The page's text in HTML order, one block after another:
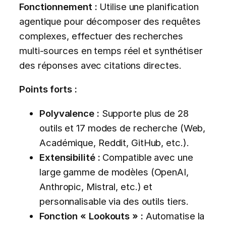
Fonctionnement : Utilise une planification
agentique pour décomposer des requêtes
complexes, effectuer des recherches
multi-sources en temps réel et synthétiser
des réponses avec citations directes.
Points forts :
Polyvalence : Supporte plus de 28
outils et 17 modes de recherche (Web,
Académique, Reddit, GitHub, etc.).
Extensibilité : Compatible avec une
large gamme de modèles (OpenAI,
Anthropic, Mistral, etc.) et
personnalisable via des outils tiers.
Fonction « Lookouts » : Automatise la